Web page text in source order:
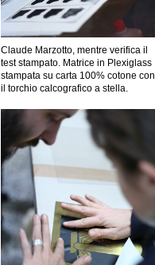
Claude Marzotto, mentre verifica il
test stampato. Matrice in Plexiglass
stampata su carta 100% cotone con
il torchio calcografico a stella.